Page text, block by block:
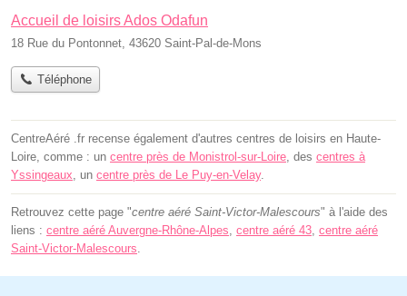
Accueil de loisirs Ados Odafun
18 Rue du Pontonnet, 43620 Saint-Pal-de-Mons
Téléphone
CentreAéré .fr recense également d'autres centres de loisirs en Haute-
Loire, comme : un centre près de Monistrol-sur-Loire , des centres à
Yssingeaux , un centre près de Le Puy-en-Velay.
Retrouvez cette page "centre aéré Saint-Victor-Malescours" à l'aide des
liens : centre aéré Auvergne-Rhône-Alpes centre aéré 43 centre aéré
Saint-Victor-Malescours